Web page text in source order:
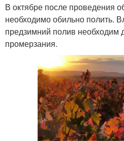
В октябре после проведения
необходимо обильно полить.
предзимний полив необходим
промерзания.